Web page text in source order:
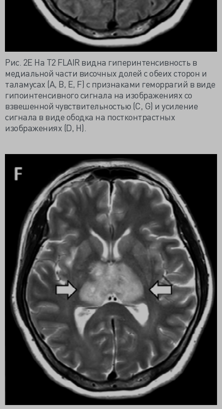
Рис. 2E На Т2 FLAIR видна гиперинтенсивность в
медиальной части височных долей с обеих сторон и
таламусах (A, B, E, F) с признаками геморрагий в виде
гипоинтенсивного сигнала на изображениях со
взвешенной чувствительностью (С, G) и усиление
сигнала в виде ободка на постконтрастных
изображениях (D, H).